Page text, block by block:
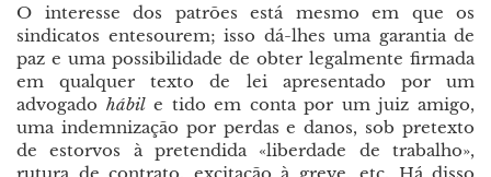
O interesse dos patrões está mesmo em que os
sindicatos entesourem; isso dá-lhes uma garantia de
paz e uma possibilidade de obter legalmente firmada
em qualquer texto de lei apresentado por um
advogado hábile tido em conta por um juiz amigo,
uma indemnização por perdas e danos, sob pretexto
de estorvos à pretendida «liberdade de trabalho»,
rutura de contrato, excitação à greve, etc. Há disso